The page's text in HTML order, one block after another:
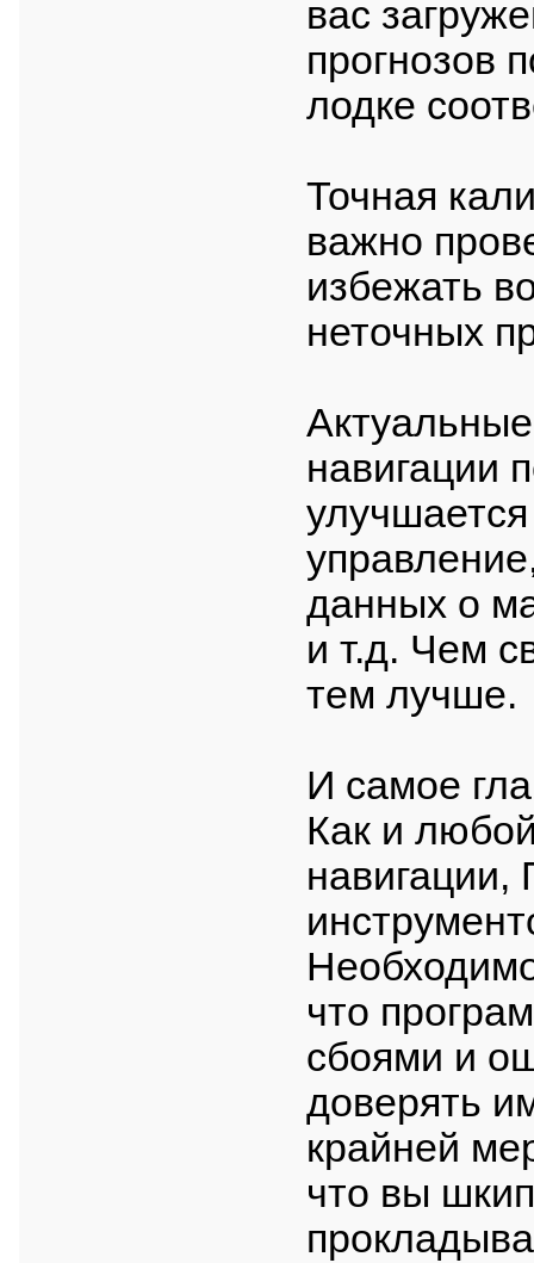
вас
прогнозов
лодке
Точная
важно
избежать
неточных
навигации
данных о
и т.д. Чем
тем лучше.
И самое
Как и
что
сбоями и
доверять
крайней
что вы